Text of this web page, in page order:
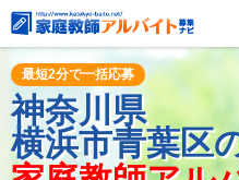
最短2分で一括応募
神奈川県
横浜市青葉区